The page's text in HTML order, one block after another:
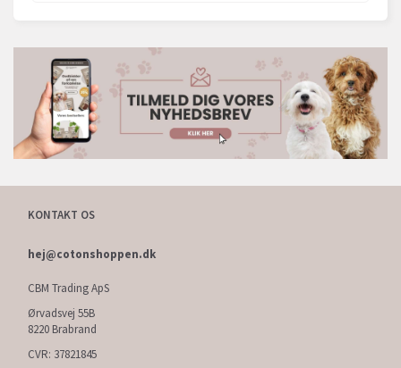
KONTAKT OS
hej@cotonshoppen.dk
CBM Trading ApS
Ørvadsvej 55B
8220 Brabrand
CVR: 37821845